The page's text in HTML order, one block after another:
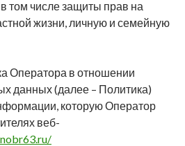
том числе защиты прав на
жизни, личную и семейную
Оператора в отношении
данных (далее – Политика)
которую Оператор
веб-